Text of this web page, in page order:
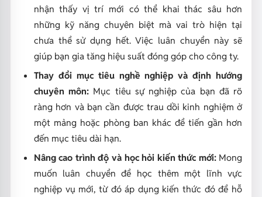
nhận thấy vị trí mới có thể khai thác sâu hơn
những kỹ năng chuyên biệt mà vai trò hiện tại
chưa thể sử dụng hết. Việc luân chuyển này sẽ
giúp bạn gia tăng hiệu suất đóng góp cho công ty.
Thay đổi mục tiêu nghề nghiệp và định hướng
chuyên môn: Mục tiêu sự nghiệp của bạn đã rõ
ràng hơn và bạn cần được trau dồi kinh nghiệm ở
một mảng hoặc phòng ban khác để tiến gần hơn
đến mục tiêu dài hạn.
Nâng cao trình độ và học hỏi kiến thức mới:Mong
muốn luân chuyển để học thêm một lĩnh vực
nghiệp vụ mới, từ đó áp dụng kiến thức đó để hỗ